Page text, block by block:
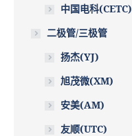
中国电科(CETC)
二极管/三极管
扬杰(YJ)
旭茂微(XM)
安美(AM)
友顺(UTC)